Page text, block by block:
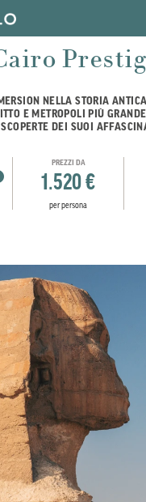
NELLA STORIA
E METROPOLI PIÙ
DEI SUOI
PREZZI DA
1.520 €
per persona